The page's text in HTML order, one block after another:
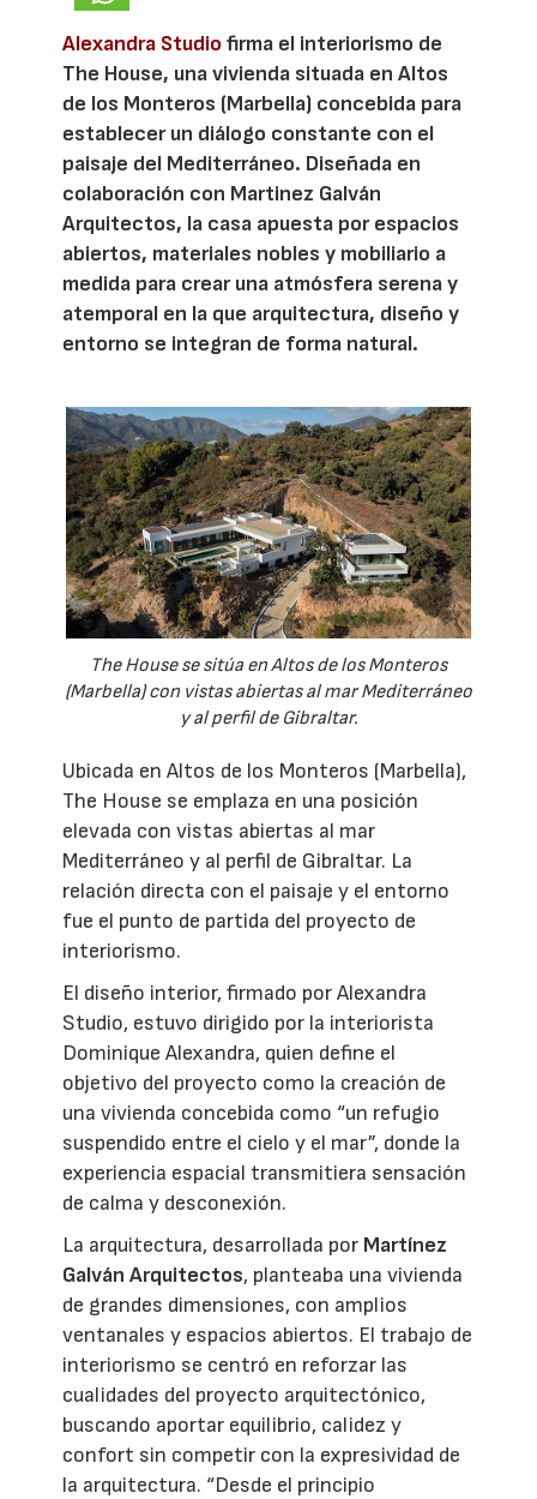
Alexandra Studio firma el interiorismo de
The House, una vivienda situada en Altos
de los Monteros (Marbella) concebida para
establecer un diálogo constante con el
paisaje del Mediterráneo. Diseñada en
colaboración con Martinez Galván
Arquitectos, la casa apuesta por espacios
abiertos, materiales nobles y mobiliario a
medida para crear una atmósfera serena y
atemporal en la que arquitectura, diseño y
entorno se integran de forma natural.
The House se sitúa en Altos de los Monteros
(Marbella) con vistas abiertas al mar Mediterráneo
y al perfil de Gibraltar.
Ubicada en Altos de los Monteros (Marbella),
The House se emplaza en una posición
elevada con vistas abiertas al mar
Mediterráneo y al perfil de Gibraltar. La
relación directa con el paisaje y el entorno
fue el punto de partida del proyecto de
interiorismo.
El diseño interior, firmado por Alexandra
Studio, estuvo dirigido por la interiorista
Dominique Alexandra, quien define el
objetivo del proyecto como la creación de
una vivienda concebida como “un refugio
suspendido entre el cielo y el mar”, donde la
experiencia espacial transmitiera sensación
de calma y desconexión.
La arquitectura, desarrollada por Martínez
Galván Arquitectos, planteaba una vivienda
de grandes dimensiones, con amplios
ventanales y espacios abiertos. El trabajo de
interiorismo se centró en reforzar las
cualidades del proyecto arquitectónico,
buscando aportar equilibrio, calidez y
confort sin competir con la expresividad de
la arquitectura. “Desde el principio